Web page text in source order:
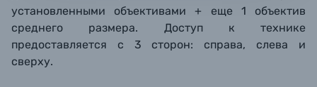
установленными объективами + еще 1 объектив
среднего размера. Доступ к технике
предоставляется с 3 сторон: справа, слева и
сверху.